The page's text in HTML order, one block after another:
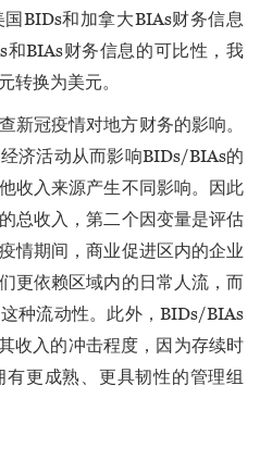
BIDs和加拿大BIAs财务信息
BIAs财务信息的可比性，我
转换为美元。
新冠疫情对地方财务的影响。
济活动从而影响BIDs/BIAs的
收入来源产生不同影响。因此
总收入，第二个因变量是评估
情期间，商业促进区内的企业
更依赖区域内的日常人流，而
种流动性。此外，BIDs/BIAs
收入的冲击程度，因为存续时
更成熟、更具韧性的管理组